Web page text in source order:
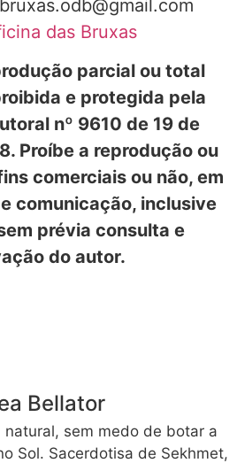
das Bruxas
parcial ou total
e protegida pela
nº 9610 de 19 de
Proíbe a reprodução ou
comerciais ou não, em
comunicação, inclusive
prévia consulta e
do autor.
Bellator
natural, sem medo de botar a
Sol. Sacerdotisa de Sekhmet,